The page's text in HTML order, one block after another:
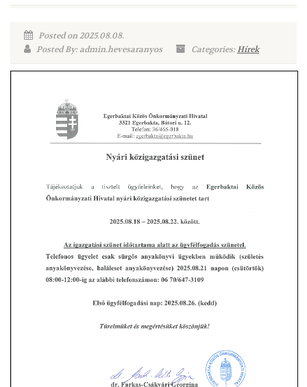
Posted on 2025.08.08.
Posted By: admin.hevesaranyos
Categories:Hírek